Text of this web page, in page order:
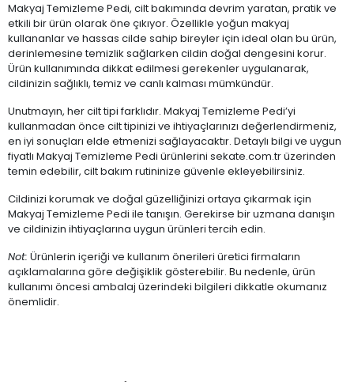
Makyaj Temizleme Pedi, cilt bakımında devrim yaratan, pratik ve
etkili bir ürün olarak öne çıkıyor. Özellikle yoğun makyaj
kullananlar ve hassas cilde sahip bireyler için ideal olan bu ürün,
derinlemesine temizlik sağlarken cildin doğal dengesini korur.
Ürün kullanımında dikkat edilmesi gerekenler uygulanarak,
cildinizin sağlıklı, temiz ve canlı kalması mümkündür.
Unutmayın, her cilt tipi farklıdır. Makyaj Temizleme Pedi’yi
kullanmadan önce cilt tipinizi ve ihtiyaçlarınızı değerlendirmeniz,
en iyi sonuçları elde etmenizi sağlayacaktır. Detaylı bilgi ve uygun
fiyatlı Makyaj Temizleme Pedi ürünlerini sekate.com.tr üzerinden
temin edebilir, cilt bakım rutininize güvenle ekleyebilirsiniz.
Cildinizi korumak ve doğal güzelliğinizi ortaya çıkarmak için
Makyaj Temizleme Pedi ile tanışın. Gerekirse bir uzmana danışın
ve cildinizin ihtiyaçlarına uygun ürünleri tercih edin.
Not: Ürünlerin içeriği ve kullanım önerileri üretici firmaların
açıklamalarına göre değişiklik gösterebilir. Bu nedenle, ürün
kullanımı öncesi ambalaj üzerindeki bilgileri dikkatle okumanız
önemlidir.